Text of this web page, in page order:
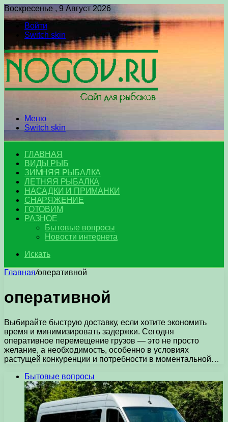
Воскресенье , 9 Август 2026
Войти
Switch skin
Меню
Switch skin
ГЛАВНАЯ
ВИДЫ РЫБ
ЗИМНЯЯ РЫБАЛКА
ЛЕТНЯЯ РЫБАЛКА
НАСАДКИ И ПРИМАНКИ
СНАРЯЖЕНИЕ
ГОТОВИМ
РАЗНОЕ
Бытовые вопросы
Новости интернета
Искать
Главная/оперативной
оперативной
Выбирайте быструю доставку, если хотите экономить
время и минимизировать задержки. Сегодня
оперативное перемещение грузов — это не просто
желание, а необходимость, особенно в условиях
растущей конкуренции и потребности в моментальной…
Бытовые вопросы